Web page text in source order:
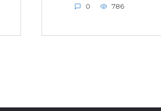
0 786